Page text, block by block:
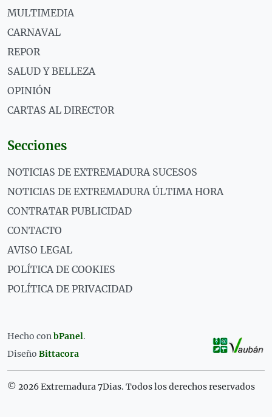
MULTIMEDIA
CARNAVAL
REPOR
SALUD Y BELLEZA
OPINIÓN
CARTAS AL DIRECTOR
Secciones
NOTICIAS DE EXTREMADURA SUCESOS
NOTICIAS DE EXTREMADURA ÚLTIMA HORA
CONTRATAR PUBLICIDAD
CONTACTO
AVISO LEGAL
POLÍTICA DE COOKIES
POLÍTICA DE PRIVACIDAD
Hecho conbPanel.
Diseño Bittacora
© 2026 Extremadura 7Dias. Todos los derechos reservados